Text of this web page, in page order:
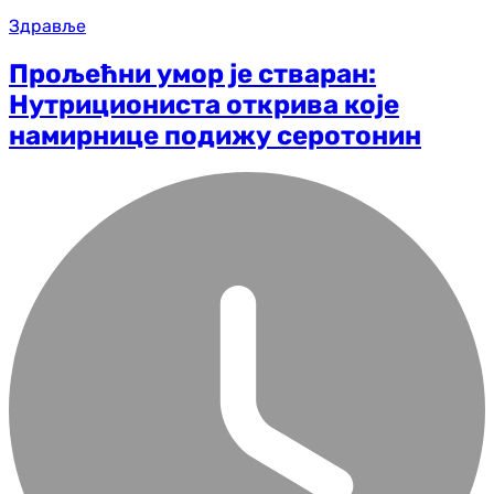
Здравље
Прољећни умор је стваран:
Нутрициониста открива које
намирнице подижу серотонин